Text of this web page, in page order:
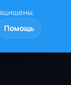
Помощь